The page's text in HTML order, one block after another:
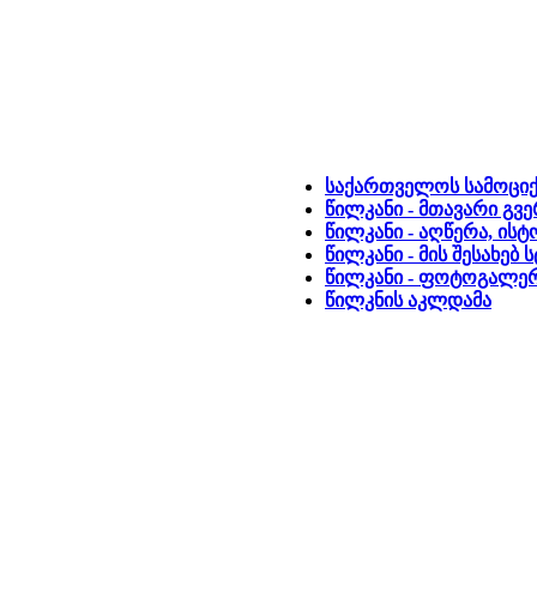
საქართველოს
წილკანი - მთავარი
წილკანი - აღწერა,
წილკანი - მის
წილკანი -
წილკნის აკლდამა